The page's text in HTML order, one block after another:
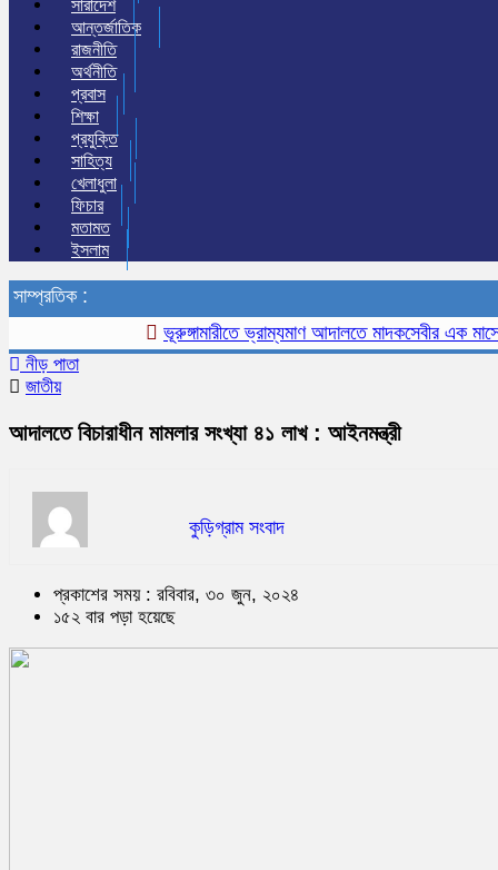
সারাদেশ
আন্তর্জাতিক
রাজনীতি
অর্থনীতি
প্রবাস
শিক্ষা
প্রযুক্তি
সাহিত্য
খেলাধুলা
ফিচার
মতামত
ইসলাম
সাম্প্রতিক :
ভূরুঙ্গামারীতে ভ্রাম্যমাণ আদালতে মাদকসেবীর এক মাসের
নীড় পাতা
জাতীয়
আদালতে বিচারাধীন মামলার সংখ্যা ৪১ লাখ : আইনমন্ত্রী
কুড়িগ্রাম সংবাদ
প্রকাশের সময় : রবিবার, ৩০ জুন, ২০২৪
১৫২ বার পড়া হয়েছে